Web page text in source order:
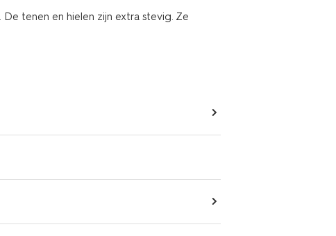
tenen en hielen zijn extra stevig. Ze